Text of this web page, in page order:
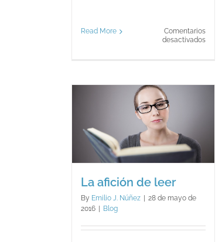
Read More
Comentarios
desactivadosen
ahora,
La afición de leer
By Emilio J. Núñez
28 de mayo de
2016
Blog
El diagnóstico:
Celiaquía
Blog